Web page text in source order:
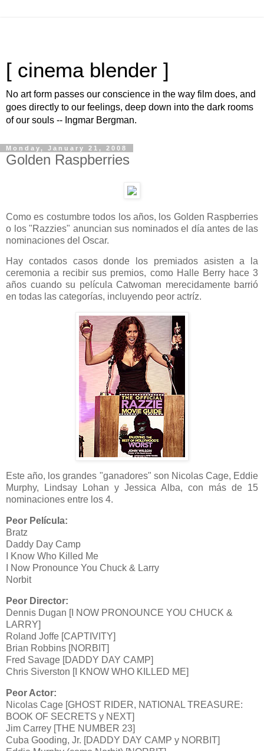
[ cinema blender ]
No art form passes our conscience in the way film does, and
goes directly to our feelings, deep down into the dark rooms
of our souls -- Ingmar Bergman.
Monday, January 21, 2008
Golden Raspberries
Como es costumbre todos los años, los Golden Raspberries
o los "Razzies" anuncian sus nominados el día antes de las
nominaciones del Oscar.
Hay contados casos donde los premiados asisten a la
ceremonia a recibir sus premios, como Halle Berry hace 3
años cuando su película Catwoman merecidamente barrió
en todas las categorías, incluyendo peor actríz.
Este año, los grandes "ganadores" son Nicolas Cage, Eddie
Murphy, Lindsay Lohan y Jessica Alba, con más de 15
nominaciones entre los 4.
Peor Película:
Bratz
Daddy Day Camp
I Know Who Killed Me
I Now Pronounce You Chuck & Larry
Norbit
Peor Director:
Dennis Dugan [I NOW PRONOUNCE YOU CHUCK &
LARRY]
Roland Joffe [CAPTIVITY]
Brian Robbins [NORBIT]
Fred Savage [DADDY DAY CAMP]
Chris Siverston [I KNOW WHO KILLED ME]
Peor Actor:
Nicolas Cage [GHOST RIDER, NATIONAL TREASURE:
BOOK OF SECRETS y NEXT]
Jim Carrey [THE NUMBER 23]
Cuba Gooding, Jr. [DADDY DAY CAMP y NORBIT]